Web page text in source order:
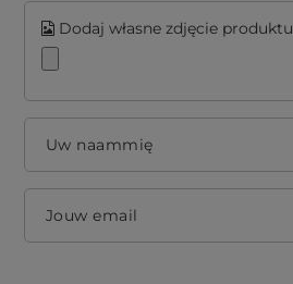
Dodaj własne zdjęcie
Uw naammię
Jouw email